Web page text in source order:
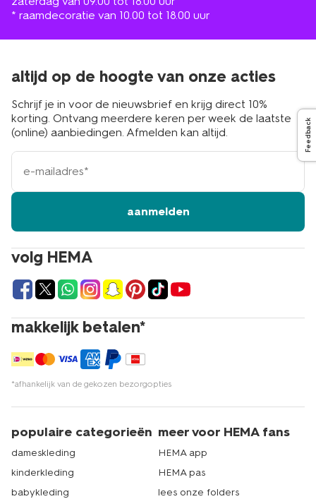
* raamdecoratie van 10.00 tot 18.00 uur
volg HEMA
makkelijk betalen*
*afhankelijk van de gekozen bezorgopties
altijd op de hoogte van onze acties
Schrijf je in voor de nieuwsbrief en krijg direct 10%
korting. Ontvang meerdere keren per week de laatste
(online) aanbiedingen. Afmelden kan altijd.
e-
mailadres
aanmelden
populaire categorieën
dameskleding
kinderkleding
babykleding
meer voor HEMA fans
HEMA app
HEMA pas
lees onze folders
Feedback